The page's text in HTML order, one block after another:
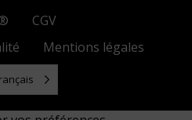
CGV
Mentions légales